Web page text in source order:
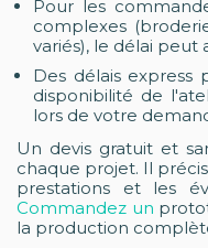
Pour les
complexes
variés), le délai peut
Des délais express
disponibilité de
lors de votre
Un devis gratuit et
chaque projet. Il
prestations et les
Commandez un
la production